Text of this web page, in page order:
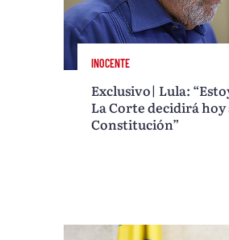
INOCENTE
Exclusivo| Lula:
La Corte decidirá
Constitución”